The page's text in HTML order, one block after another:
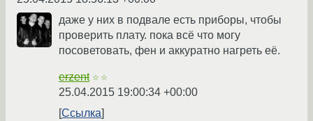
даже у них в подвале есть приборы, чтобы
проверить плату. пока всё что могу
посоветовать, фен и аккуратно нагреть её.
erzent ☆☆
25.04.2015 19:00:34 +00:00
Ссылка